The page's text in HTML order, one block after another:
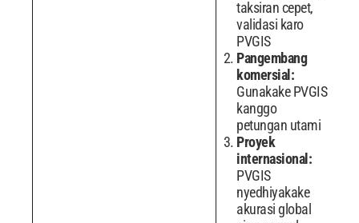
taksiran cepet,
validasi karo
PVGIS
Pangembang
komersial:
Gunakake PVGIS
kanggo
petungan utami
Proyek
internasional:
PVGIS
nyedhiyakake
akurasi global